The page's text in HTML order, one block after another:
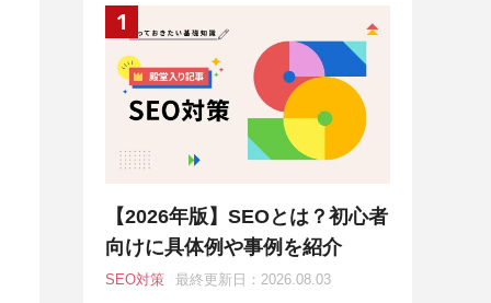
【2026年版】SEOとは？初心者
向けに具体例や事例を紹介
SEO対策 最終更新日：2026.08.03